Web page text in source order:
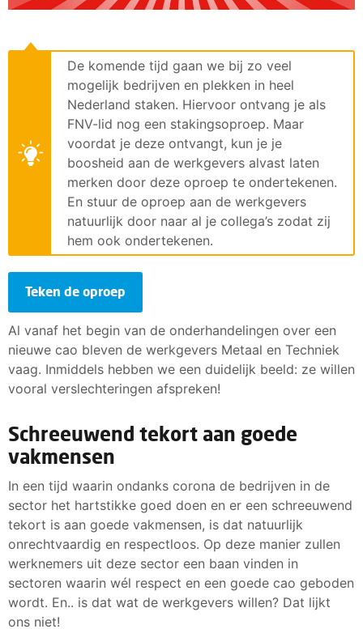
De komende tijd gaan we bij zo veel
mogelijk bedrijven en plekken in heel
Nederland staken. Hiervoor ontvang je als
FNV-lid nog een stakingsoproep. Maar
voordat je deze ontvangt, kun je je
boosheid aan de werkgevers alvast laten
merken door deze oproep te ondertekenen.
En stuur de oproep aan de werkgevers
natuurlijk door naar al je collega’s zodat zij
hem ook ondertekenen.
Teken de oproep
Al vanaf het begin van de onderhandelingen over een
nieuwe cao bleven de werkgevers Metaal en Techniek
vaag. Inmiddels hebben we een duidelijk beeld: ze willen
vooral verslechteringen afspreken!
Schreeuwend tekort aan goede
vakmensen
In een tijd waarin ondanks corona de bedrijven in de
sector het hartstikke goed doen en er een schreeuwend
tekort is aan goede vakmensen, is dat natuurlijk
onrechtvaardig en respectloos. Op deze manier zullen
werknemers uit deze sector een baan vinden in
sectoren waarin wél respect en een goede cao geboden
wordt. En.. is dat wat de werkgevers willen? Dat lijkt
ons niet!